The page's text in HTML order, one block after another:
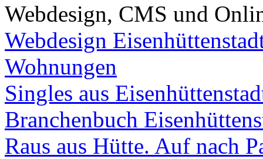
Webdesign, CMS und
Webdesign
Wohnungen
Singles aus
Branchenbuch
Raus aus Hütte. Auf nach